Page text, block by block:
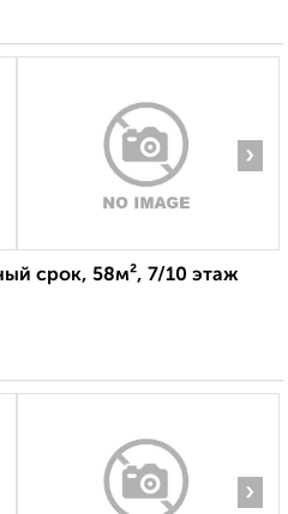
›
срок, 58м², 7/10 этаж
›